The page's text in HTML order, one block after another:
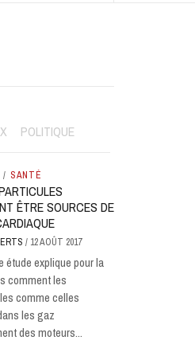
POLITIQUE
/ SANTÉ
ÊTRE SOURCES DE
/ 12 AOÛT 2017
étude explique pour la
comment les
comme celles
les gaz
des moteurs...